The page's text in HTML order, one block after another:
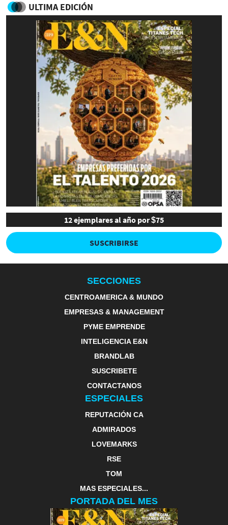
ULTIMA EDICIÓN
12 ejemplares al año por $75
SUSCRIBIRSE
SECCIONES
CENTROAMERICA & MUNDO
EMPRESAS & MANAGEMENT
PYME EMPRENDE
INTELIGENCIA E&N
BRANDLAB
SUSCRIBETE
CONTACTANOS
ESPECIALES
REPUTACIÓN CA
ADMIRADOS
LOVEMARKS
RSE
TOM
MAS ESPECIALES...
PORTADA DEL MES